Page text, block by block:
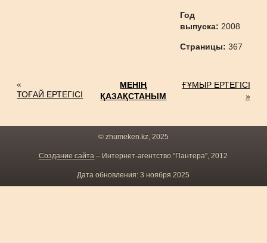
Год
выпуска: 2008
Страницы:367
«
ТОҒАЙ ЕРТЕГІСІ
МЕНІҢ
ҚАЗАҚСТАНЫМ
ҒҰМЫР ЕРТЕГІСІ
»
© zhumeken.kz, 2025
Создание сайта – Интернет-агентство "Пантера", 2012
Дата обновления: 3 ноября 2025